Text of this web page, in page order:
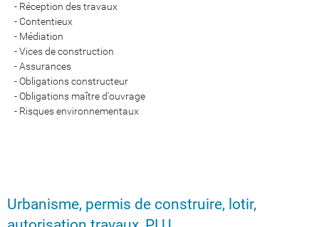
- Réception des travaux
- Contentieux
- Médiation
- Vices de construction
- Assurances
- Obligations constructeur
- Obligations maître d'ouvrage
- Risques environnementaux
Urbanisme, permis de construire, lotir,